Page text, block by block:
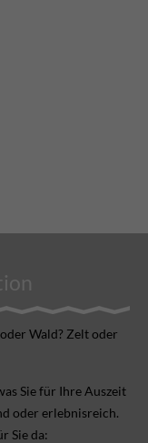
Wald? Zelt oder
Sie für Ihre Aus­zeit
oder erlebnis­reich.
Sie da: